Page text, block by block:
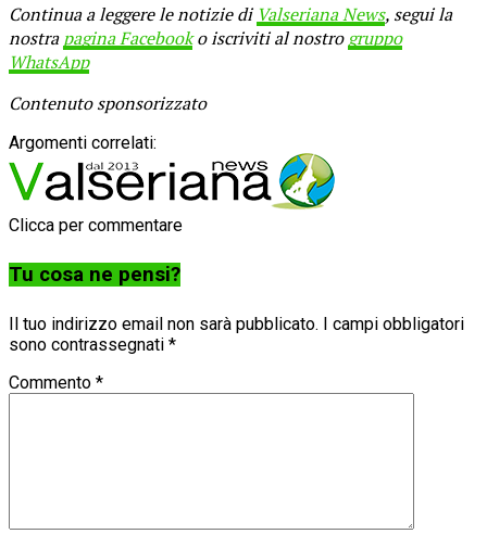
Continua a leggere le notizie di Valseriana News, segui la
nostrapagina Facebooko iscriviti al nostrogruppo
WhatsApp
Contenuto sponsorizzato
Argomenti correlati:
Clicca per commentare
Tu cosa ne pensi?
Il tuo indirizzo email non sarà pubblicato. I campi obbligatori
sono contrassegnati *
Commento *